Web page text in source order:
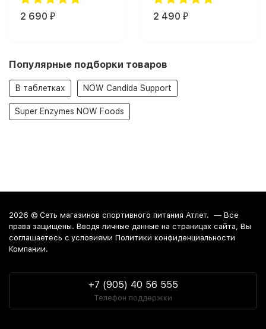
2 690 ₽ 2 490 ₽
Популярные подборки товаров
В таблетках NOW Candida Support
Super Enzymes NOW Foods
2026 © Сеть магазинов спортивного питания Атлет. — Все
права защищены. Вводя личные данные на страницах сайта, Вы
соглашаетесь c условиями Политики конфиденциальности
Компании.
+7 (905) 40 56 555
Телефон поддержки